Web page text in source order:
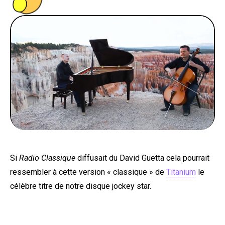
FOOD
BONS PLANS
SOUTENEZ KULTT
Si Radio Classique diffusait du David Guetta cela pourrait
ressembler à cette version « classique » de Titanium le
célèbre titre de notre disque jockey star.